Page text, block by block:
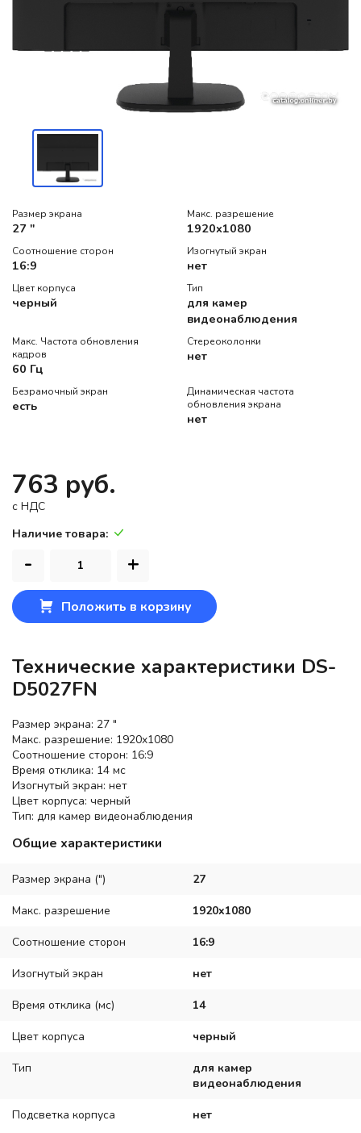
Размер экрана
27 "
Макс. разрешение
1920x1080
Соотношение сторон
16:9
Изогнутый экран
нет
Цвет корпуса
черный
Тип
для камер
видеонаблюдения
Макс. Частота обновления
кадров
60 Гц
Стереоколонки
нет
Безрамочный экран
есть
Динамическая частота
обновления экрана
нет
763 руб.
c НДС
Наличие товара:
- +
Положить в корзину
Технические характеристики DS-
D5027FN
Размер экрана: 27 "
Макс. разрешение: 1920x1080
Соотношение сторон: 16:9
Время отклика: 14 мс
Изогнутый экран: нет
Цвет корпуса: черный
Тип: для камер видеонаблюдения
Общие характеристики
Размер экрана (") 27
Макс. разрешение 1920x1080
Соотношение сторон 16:9
Изогнутый экран нет
Время отклика (мс) 14
Цвет корпуса черный
Тип
для камер
видеонаблюдения
Подсветка корпуса нет